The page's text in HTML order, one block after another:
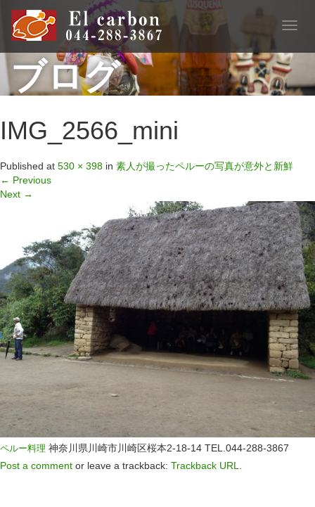
T
g
g
l
e
g
i
o
n
ブログ
IMG_2566_mini
Published at 530 × 398 in 素人が撮ったペルーの写真が意外と新鮮
← Previous
Next →
ペルー料理 神奈川県川崎市川崎区桜本2-18-14 TEL.044-288-3867
Post a comment or leave a trackback: Trackback URL.